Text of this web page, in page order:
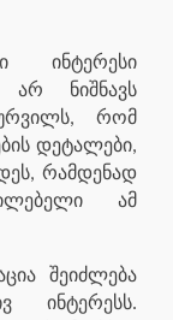
ინტერესი
არ ნიშნავს
რომ
დეტალები,
რამდენად
ამ
შეიძლება
ინტერესს.